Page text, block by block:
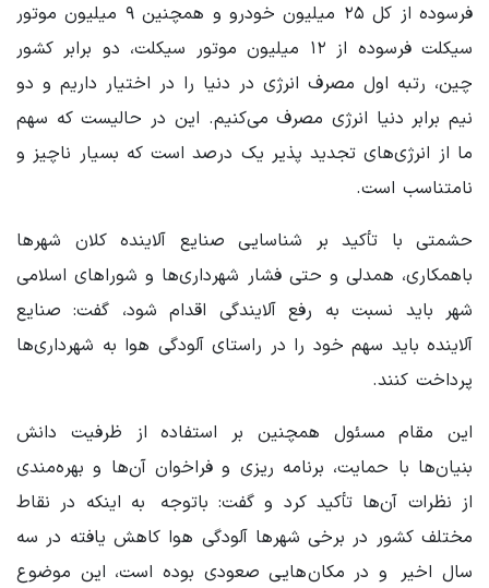
فرسوده از کل ۲۵ میلیون خودرو و همچنین ۹ میلیون موتور
سیکلت فرسوده از ۱۲ میلیون موتور سیکلت، دو برابر کشور
چین، رتبه اول مصرف انرژی در دنیا را در اختیار داریم و دو
نیم برابر دنیا انرژی مصرف می‌کنیم. این در حالیست که سهم
ما از انرژی‌های تجدید پذیر یک درصد است که بسیار ناچیز و
نامتناسب است.
حشمتی با تأکید بر شناسایی صنایع آلاینده کلان شهرها
باهمکاری، همدلی و حتی فشار شهرداری‌ها و شوراهای اسلامی
شهر باید نسبت به رفع آلایندگی اقدام شود، گفت: صنایع
آلاینده باید سهم خود را در راستای آلودگی هوا به شهرداری‌ها
پرداخت کنند.
این مقام مسئول همچنین بر استفاده از ظرفیت دانش
بنیان‌ها با حمایت، برنامه ریزی و فراخوان آن‌ها و بهره‌مندی
از نظرات آن‌ها تأکید کرد و گفت: باتوجه به اینکه در نقاط
مختلف کشور در برخی شهرها آلودگی هوا کاهش یافته در سه
سال اخیر و در مکان‌هایی صعودی بوده است، این موضوع